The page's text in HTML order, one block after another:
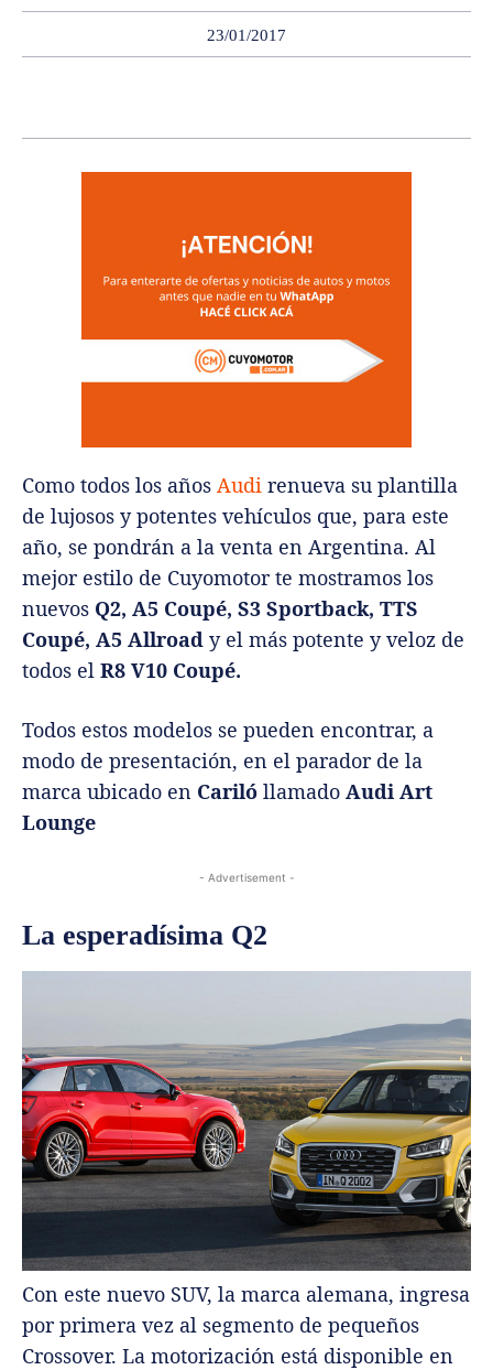
23/01/2017
Como todos los años Audi renueva su plantilla
de lujosos y potentes vehículos que, para este
año, se pondrán a la venta en Argentina. Al
mejor estilo de Cuyomotor te mostramos los
nuevos Q2, A5 Coupé, S3 Sportback, TTS
Coupé, A5 Allroad y el más potente y veloz de
todos el R8 V10 Coupé.
Todos estos modelos se pueden encontrar, a
modo de presentación, en el parador de la
marca ubicado en Cariló llamado Audi Art
Lounge
- Advertisement -
La esperadísima Q2
Con este nuevo SUV, la marca alemana, ingresa
por primera vez al segmento de pequeños
Crossover. La motorización está disponible en